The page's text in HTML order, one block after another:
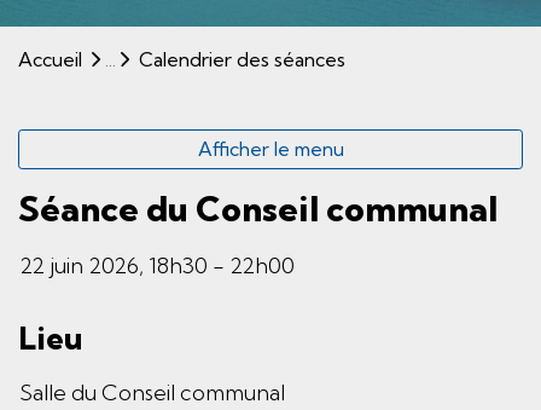
Accueil Calendrier des séances(sélectionné)
Afficher le menu
Séance du Conseil communal
22 juin 2026, 18h30 - 22h00
Lieu
Salle du Conseil communal